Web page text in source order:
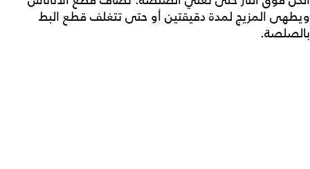
ويطهى المزيج لمدة دقيقتين أو حتى تتغلف قطع البط
بالصلصة.